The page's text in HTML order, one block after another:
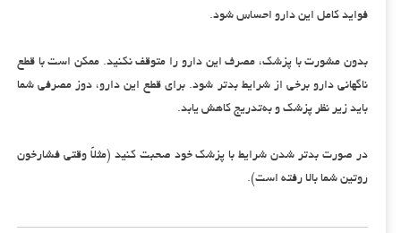
فواید کامل این دارو احساس شود.
بدون مشورت با پزشک، مصرف این دارو را متوقف نکنید. ممکن است با قطع
ناگهانی دارو برخی از شرایط بدتر شود. برای قطع این دارو، دوز مصرفی شما
باید زیر نظر پزشک و به‌تدریج کاهش یابد.
در صورت بدتر شدن شرایط با پزشک خود صحبت کنید (مثلاً وقتی فشارخون
روتین شما بالا رفته است).